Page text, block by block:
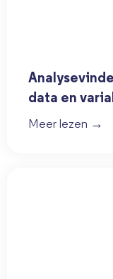
data en
Meer lezen →